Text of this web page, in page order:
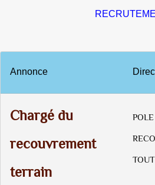
Annonce
Chargé du
recouvrement
terrain
POLE